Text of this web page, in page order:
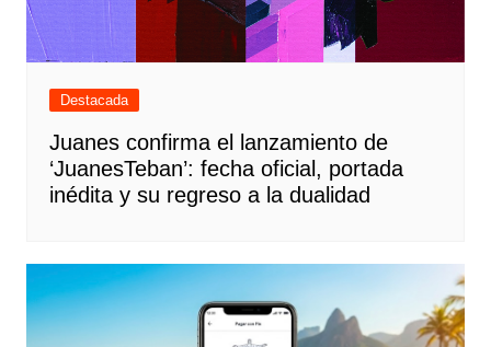
Destacada
Juanes confirma el lanzamiento de
‘JuanesTeban’: fecha oficial, portada
inédita y su regreso a la dualidad